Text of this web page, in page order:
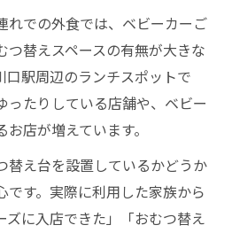
れでの外食では、ベビーカーご
つ替えスペースの有無が大きな
口駅周辺のランチスポットで
ったりしている店舗や、ベビー
店が増えています。
替え台を設置しているかどうか
です。実際に利用した家族から
ズに入店できた」「おむつ替え